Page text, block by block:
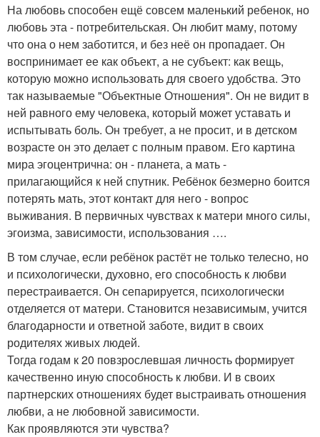
На любовь способен ещё совсем маленький ребенок, но
любовь эта - потребительская. Он любит маму, потому
что она о нем заботится, и без неё он пропадает. Он
воспринимает ее как объект, а не субъект: как вещь,
которую можно использовать для своего удобства. Это
так называемые "Объектные Отношения". Он не видит в
ней равного ему человека, который может уставать и
испытывать боль. Он требует, а не просит, и в детском
возрасте он это делает с полным правом. Его картина
мира эгоцентрична: он - планета, а мать -
прилагающийся к ней спутник. Ребёнок безмерно боится
потерять мать, этот контакт для него - вопрос
выживания. В первичных чувствах к матери много силы,
эгоизма, зависимости, использования ….
В том случае, если ребёнок растёт не только телесно, но
и психологически, духовно, его способность к любви
перестраивается. Он сепарируется, психологически
отделяется от матери. Становится независимым, учится
благодарности и ответной заботе, видит в своих
родителях живых людей.
Тогда годам к 20 повзрослевшая личность формирует
качественно иную способность к любви. И в своих
партнерских отношениях будет выстраивать отношения
любви, а не любовной зависимости.
Как проявляются эти чувства?